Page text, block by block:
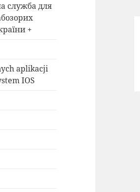
служба для
+
aplikacji
IOS